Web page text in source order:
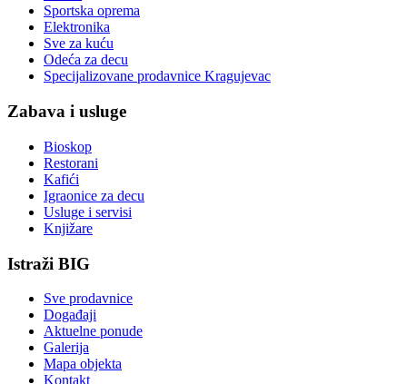
Sportska oprema
Elektronika
Sve za kuću
Odeća za decu
Specijalizovane prodavnice Kragujevac
Zabava i usluge
Bioskop
Restorani
Kafići
Igraonice za decu
Usluge i servisi
Knjižare
Istraži BIG
Sve prodavnice
Događaji
Aktuelne ponude
Galerija
Mapa objekta
Kontakt